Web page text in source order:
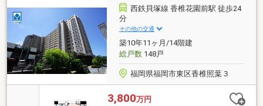
心。イオンモール香椎浜まで徒歩10分 なので、毎日の
お買い物や休日のショッピングも気軽に行けます。
【安心の管理・駐車場】総戸数110戸 のビッグコミュ
ニティ。敷地内駐車場も1住戸1台確保可能ですので、
お車をお持ちの方も安心です。
西鉄貝塚線 香椎花園前駅 徒歩24
分
その他の交通
築10年11ヶ月/14階建
総戸数148戸
福岡県福岡市東区香椎照葉３
3,800万円